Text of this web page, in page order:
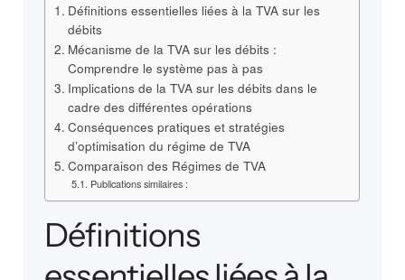
Définitions essentielles liées à la TVA sur les
débits
Mécanisme de la TVA sur les débits :
Comprendre le système pas à pas
Implications de la TVA sur les débits dans le
cadre des différentes opérations
Conséquences pratiques et stratégies
d’optimisation du régime de TVA
Comparaison des Régimes de TVA
Publications similaires :
Définitions